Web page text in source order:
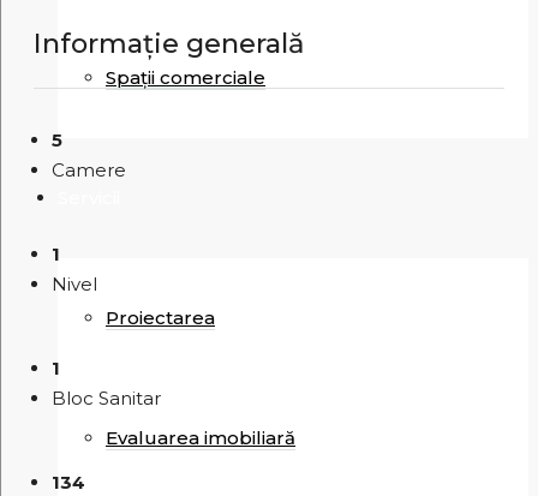
Spații comerciale
Proiectarea
Evaluarea imobiliară
Informație generală
5
Camere
1
Nivel
1
Bloc Sanitar
134